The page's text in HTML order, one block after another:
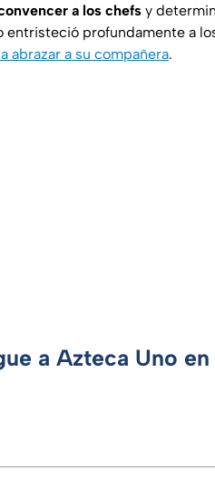
a los chefs y
entristeció profundamente a
abrazar a su compañera.
a Azteca Uno en